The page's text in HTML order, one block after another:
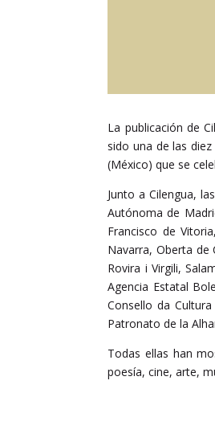
La publicación de
sido una de las
(México) que se
Junto a Cilengua,
Autónoma de
Francisco de
Navarra, Oberta de
Rovira i Virgili,
Agencia Estatal
Consello da
Patronato de la
Todas ellas han
poesía, cine, arte,